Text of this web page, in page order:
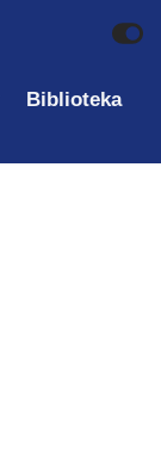
Biblioteka